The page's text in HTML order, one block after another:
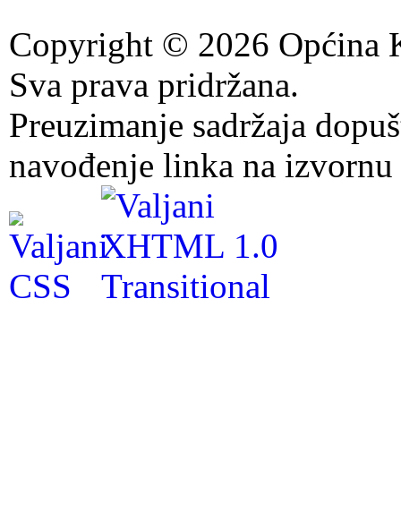
Copyright © 2026 Općina
Sva prava pridržana.
Preuzimanje sadržaja
navođenje linka na izvornu